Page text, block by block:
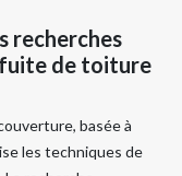
recherches
fuite de toiture
basée à
les techniques de